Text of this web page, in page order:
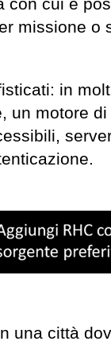
cui è
missione o
in
motore
una città